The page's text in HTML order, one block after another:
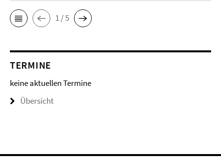
1 / 5
TERMINE
keine aktuellen Termine
Übersicht